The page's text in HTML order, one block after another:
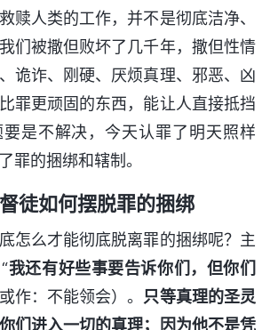
赎人类的工作，并不是彻底洁净、
们被撒但败坏了几千年，撒但性情
诡诈、刚硬、厌烦真理、邪恶、凶
罪更顽固的东西，能让人直接抵挡
是不解决，今天认罪了明天照样
罪的捆绑和辖制。
徒如何摆脱罪的捆绑
怎么才能彻底脱离罪的捆绑呢？主
我还有好些事要告诉你们，但你们
或作：不能领会）。 只等真理的圣灵
们进入一切的真理；因为他不是凭